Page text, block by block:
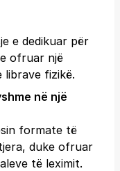
e dedikuar për
ofruar një
librave fizikë.
në një
formate të
duke ofruar
të leximit.